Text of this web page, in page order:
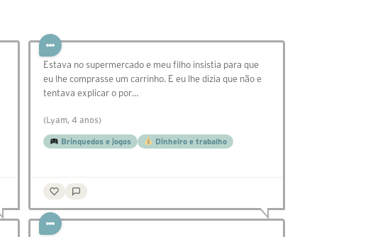
Estava no supermercado e meu filho insistia para que
eu lhe comprasse um carrinho. E eu lhe dizia que não e
tentava explicar o por…
(Lyam, 4 anos)
Brinquedos e jogos Dinheiro e trabalho